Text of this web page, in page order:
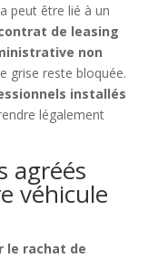
peut être lié à un
de leasing
non
grise reste bloquée.
installés
légalement
agréés
véhicule
le rachat de